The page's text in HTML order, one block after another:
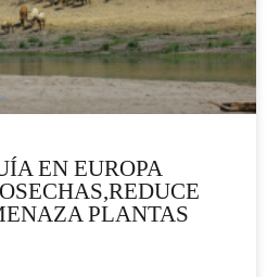
EN EUROPA
PLANTAS